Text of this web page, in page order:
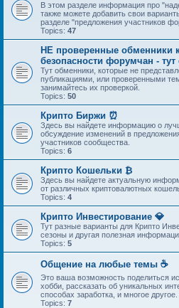
В этом разделе информация про
также можете добавить свои
разделе "предложения участников
Topics: 47
НЕ проверенные обменники
безопасности форумчан - тут
Тут обменники, которые не
публикациями, или проверенными
занимайтесь их проверкой.
Topics: 50
Крипто Биржи ⏰
Здесь вы найдете информацию о
обсуждение изменений в
участников сообщества.
Topics: 6
Крипто Кошельки ₿
Здесь вы найдете актуальную
от различных криптовалютных
Topics: 4
Крипто Инвестирование 💎
Тут разные варианты для Крипто
сезоны и другая полезная
Topics: 5
Общение на любые темы ☕
Это ваша возможность поделиться
хобби, рассказать об уникальных
способах заработка, и многое другое.
Topics: 7